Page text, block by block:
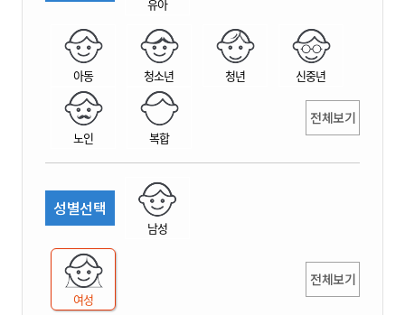
유아
아동 청소년 청년 신중년
노인 복합
전체보기
성별선택
남성
여성
전체보기